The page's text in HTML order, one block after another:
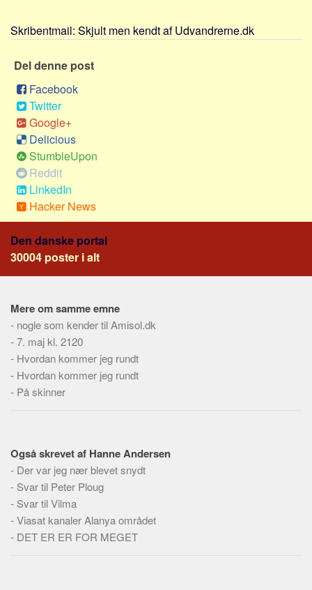
Thailand
Grækenland
USA
Alle
Nøgleord
Bolig
Job
Virksomhed
Investering
Pension og opsparing
Transport
Alle
Aspekter
Skatter og afgifter
Statistik
Praktisk
Alle
Meta
Skribentmail: Skjult men kendt af Udvandrerne.dk
Del denne post
Facebook
Twitter
Google+
Delicious
StumbleUpon
Reddit
LinkedIn
Hacker News
Den danske portal
30004 poster i alt
Mere om samme emne
- nogle som kender til Amisol.dk
-7. maj kl. 2120
- Hvordan kommer jeg rundt
- Hvordan kommer jeg rundt
- På skinner
Også skrevet af Hanne Andersen
- Der var jeg nær blevet snydt
- Svar til Peter Ploug
- Svar til Vilma
-Viasat kanaler Alanya området
- DET ER ER FOR MEGET